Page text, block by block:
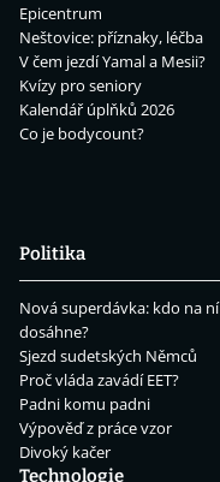
Epicentrum
Neštovice: příznaky, léčba
V čem jezdí Yamal a Mesii?
Kvízy pro seniory
Kalendář úplňků 2026
Co je bodycount?
Politika
Nová superdávka: kdo na ní
dosáhne?
Sjezd sudetských Němců
Proč vláda zavádí EET?
Padni komu padni
Výpověď z práce vzor
Divoký kačer
Technologie